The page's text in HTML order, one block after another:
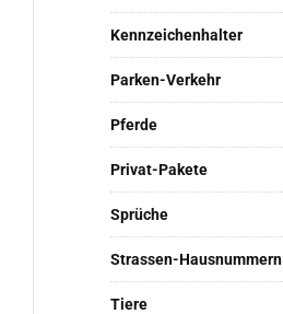
Kennzeichenhalter
Parken-Verkehr
Pferde
Privat-Pakete
Sprüche
Strassen-Hausnummern
Tiere